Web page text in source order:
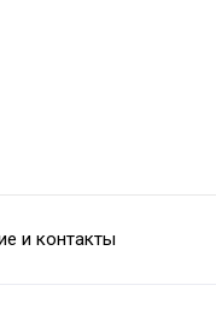
и контакты